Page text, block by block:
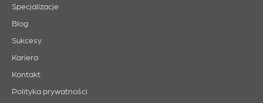
Specjalizacje
Blog
Sukcesy
Kariera
Kontakt
Polityka prywatności